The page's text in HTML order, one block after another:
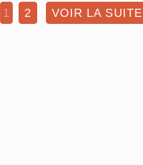
1 2 VOIR LA SUITE